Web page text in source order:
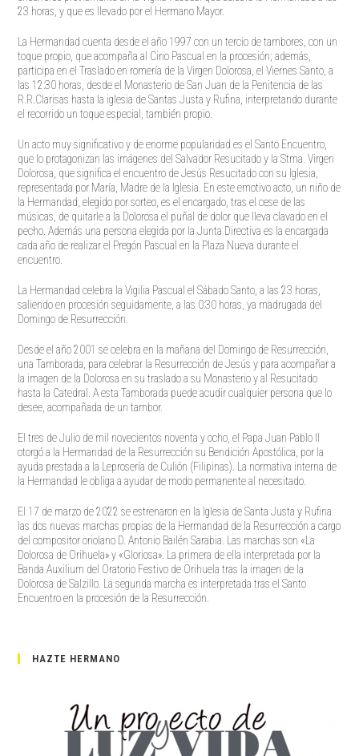
23 horas, y que es llevado por el Hermano Mayor.
La Hermandad cuenta desde el año 1997 con un tercio de tambores, con un
toque propio, que acompaña al Cirio Pascual en la procesión; además,
participa en el Traslado en romería de la Virgen Dolorosa, el Viernes Santo, a
las 12:30 horas, desde el Monasterio de San Juan de la Penitencia de las
R.R.Clarisas hasta la iglesia de Santas Justa y Rufina, interpretando durante
el recorrido un toque especial, también propio.
Un acto muy significativo y de enorme popularidad es el Santo Encuentro,
que lo protagonizan las imágenes del Salvador Resucitado y la Stma. Virgen
Dolorosa, que significa el encuentro de Jesús Resucitado con su Iglesia,
representada por María, Madre de la Iglesia. En este emotivo acto, un niño de
la Hermandad, elegido por sorteo, es el encargado, tras el cese de las
músicas, de quitarle a la Dolorosa el puñal de dolor que lleva clavado en el
pecho. Además una persona elegida por la Junta Directiva es la encargada
cada año de realizar el Pregón Pascual en la Plaza Nueva durante el
encuentro.
La Hermandad celebra la Vigilia Pascual el Sábado Santo, a las 23 horas,
saliendo en procesión seguidamente, a las 0:30 horas, ya madrugada del
Domingo de Resurrección.
Desde el año 2001 se celebra en la mañana del Domingo de Resurrección,
una Tamborada, para celebrar la Resurrección de Jesús y para acompañar a
la imagen de la Dolorosa en su traslado a su Monasterio y al Resucitado
hasta la Catedral. A esta Tamborada puede acudir cualquier persona que lo
desee, acompañada de un tambor.
El tres de Julio de mil novecientos noventa y ocho, el Papa Juan Pablo II
otorgó a la Hermandad de la Resurrección su Bendición Apostólica, por la
ayuda prestada a la Leprosería de Culión (Filipinas). La normativa interna de
la Hermandad le obliga a ayudar de modo permanente al necesitado.
El 17 de marzo de 2022 se estrenaron en la Iglesia de Santa Justa y Rufina
las dos nuevas marchas propias de la Hermandad de la Resurrección a cargo
del compositor oriolano D. Antonio Bailén Sarabia. Las marchas son «La
Dolorosa de Orihuela» y «Gloriosa». La primera de ella interpretada por la
Banda Auxilium del Oratorio Festivo de Orihuela tras la imagen de la
Dolorosa de Salzillo. La segunda marcha es interpretada tras el Santo
Encuentro en la procesión de la Resurrección.
HAZTE HERMANO